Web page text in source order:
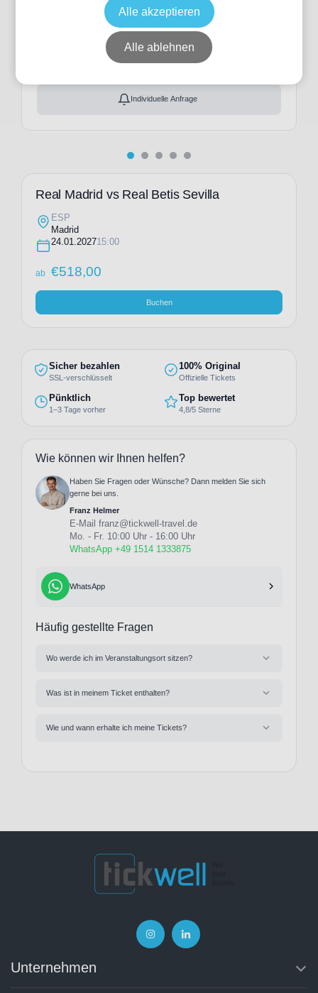
15:00
8 verfügbar
ESP
Estadio Santiago Bernabéu
Ticket(s) + Hotel
Individuelle Anfrage
Real Madrid vs Real Betis Sevilla
ESP
Madrid
24.01.202715:00
ab €518,00
Buchen
Sicher bezahlen
SSL-verschlüsselt
100% Original
Offizielle Tickets
Pünktlich
1–3 Tage vorher
Top bewertet
4,8/5 Sterne
Wie können wir Ihnen helfen?
Haben Sie Fragen oder Wünsche? Dann melden Sie sich
gerne bei uns.
Franz Helmer
E-Mail franz@tickwell-travel.de
Mo. - Fr. 10:00 Uhr - 16:00 Uhr
WhatsApp +49 1514 1333875
WhatsApp
Häufig gestellte Fragen
Wo werde ich im Veranstaltungsort sitzen?
Was ist in meinem Ticket enthalten?
Wie und wann erhalte ich meine Tickets?
Unternehmen
Alle akzeptieren
Alle ablehnen